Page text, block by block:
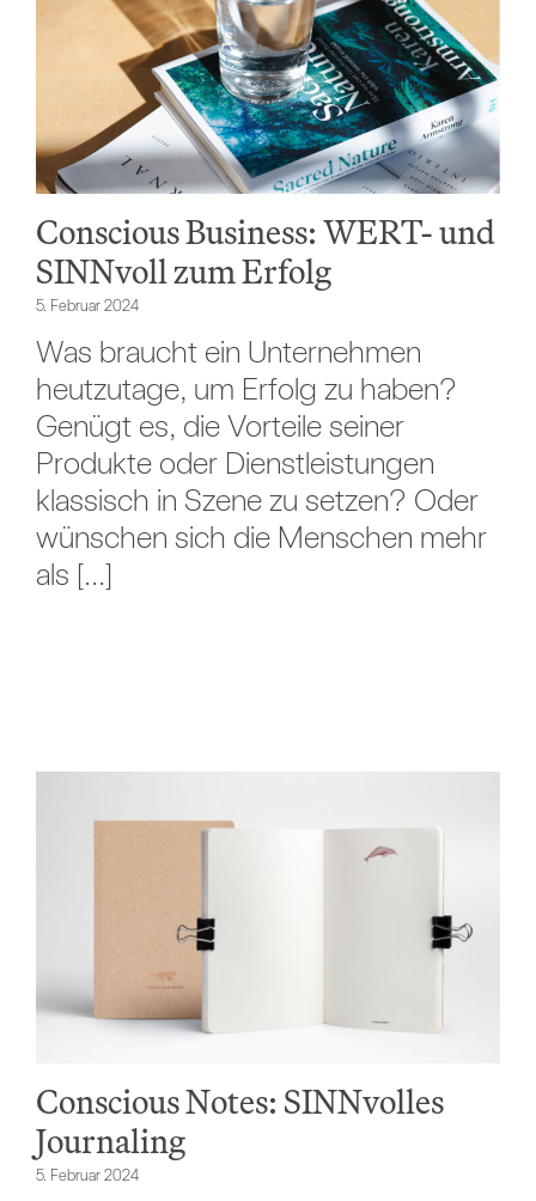
Conscious Business: WERT- und
SINNvoll zum Erfolg
5. Februar 2024
Was braucht ein Unternehmen
heutzutage, um Erfolg zu haben?
Genügt es, die Vorteile seiner
Produkte oder Dienstleistungen
klassisch in Szene zu setzen? Oder
wünschen sich die Menschen mehr
als [...]
Conscious Notes: SINNvolles
Journaling
5. Februar 2024